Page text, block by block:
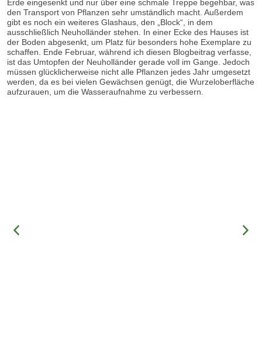
Erde eingesenkt und nur über eine schmale Treppe begehbar, was
den Transport von Pflanzen sehr umständlich macht. Außerdem
gibt es noch ein weiteres Glashaus, den „Block“, in dem
ausschließlich Neuholländer stehen. In einer Ecke des Hauses ist
der Boden abgesenkt, um Platz für besonders hohe Exemplare zu
schaffen. Ende Februar, während ich diesen Blogbeitrag verfasse,
ist das Umtopfen der Neuholländer gerade voll im Gange. Jedoch
müssen glücklicherweise nicht alle Pflanzen jedes Jahr umgesetzt
werden, da es bei vielen Gewächsen genügt, die Wurzeloberfläche
aufzurauen, um die Wasseraufnahme zu verbessern.